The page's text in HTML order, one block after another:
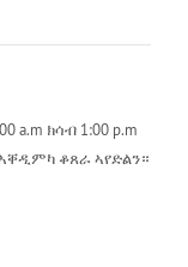
a.m ክሳብ 1:00 p.m
ቆጸራ ኣየድልን።